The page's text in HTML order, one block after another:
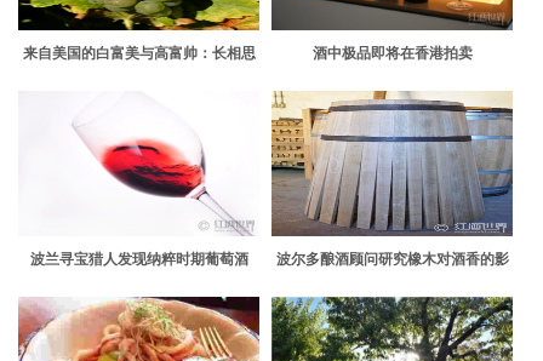
来自美国的白富美与高富帅：长相思
酒中极品即将在香港拍卖
波兰寻宝猎人发现纳粹时期葡萄酒
波尔多酿酒顾问研究橡木对酒香的影